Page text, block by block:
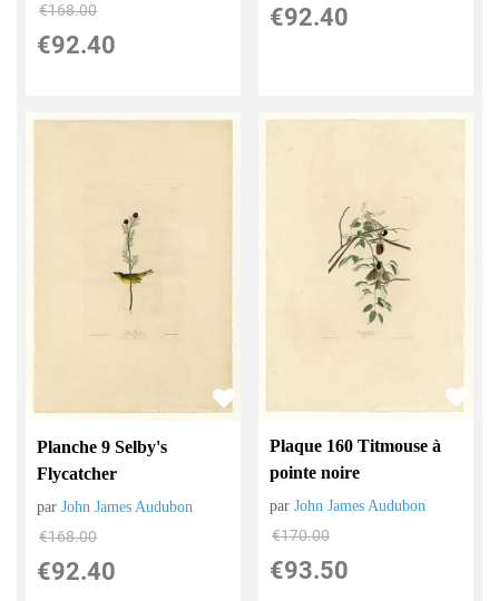
€168.00
€92.40
€92.40
Planche 9 Selby's
Flycatcher
parJohn James Audubon
€168.00
€92.40
Plaque 160 Titmouse à
pointe noire
parJohn James Audubon
€170.00
€93.50